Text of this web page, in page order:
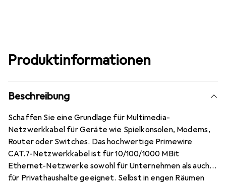
Produktinformationen
Beschreibung
Schaffen Sie eine Grundlage für Multimedia-
Netzwerkkabel für Geräte wie Spielkonsolen, Modems,
Router oder Switches. Das hochwertige Primewire
CAT.7-Netzwerkkabel ist für 10/100/1000 MBit
Ethernet-Netzwerke sowohl für Unternehmen als auch
für Privathaushalte geeignet. Selbst in engen Räumen